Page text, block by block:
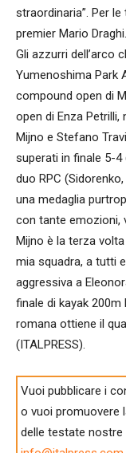
straordinaria”. Per
premier Mario Draghi.
Gli azzurri dell’arco
Yumenoshima Park
compound open di
open di Enza
Mijno e Stefano
superati in finale 5-
duo RPC
una medaglia
con tante emozioni,
Mijno è la terza
mia squadra, a tutti
aggressiva a
finale di kayak
romana ottiene il
(ITALPRESS).
Vuoi pubblicare i
o vuoi promuovere
delle testate